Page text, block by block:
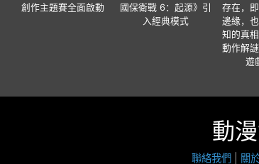
創作主題賽全面啟動
國保衛戰 6：起源》引
入經典模式
存在，
邊緣，
知的真
動作解
遊
動
聯絡我們 關